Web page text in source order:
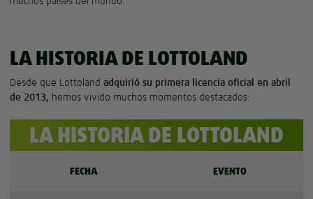
LA HISTORIA DE LOTTOLAND
Desde que Lottoland adquirió su primera licencia oficial en abril
de 2013, hemos vivido muchos momentos destacados:
LA HISTORIA DE LOTTOLAND
FECHA EVENTO